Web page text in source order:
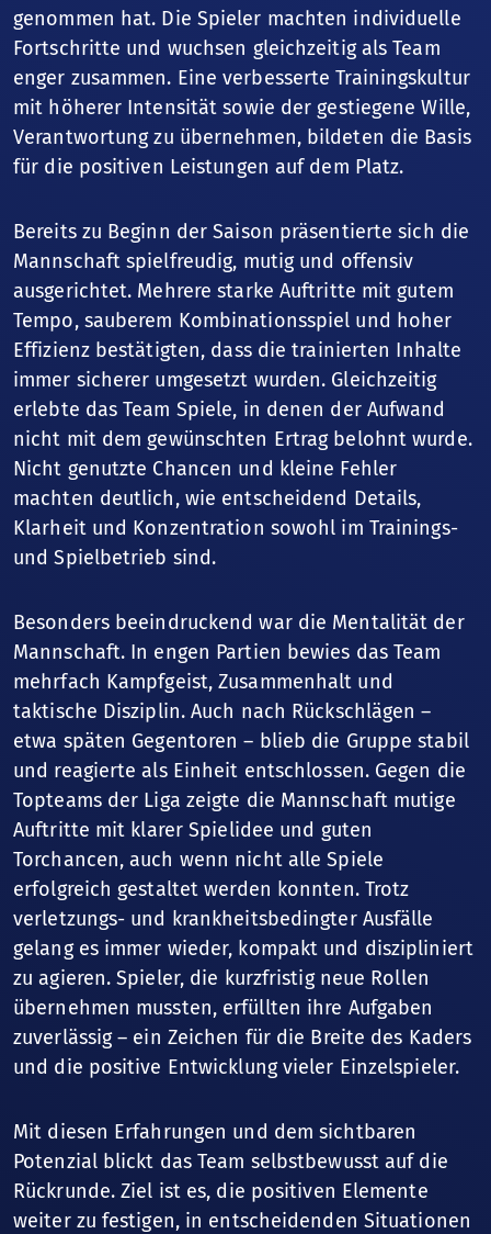
genommen hat. Die Spieler machten individuelle
Fortschritte und wuchsen gleichzeitig als Team
enger zusammen. Eine verbesserte Trainingskultur
mit höherer Intensität sowie der gestiegene Wille,
Verantwortung zu übernehmen, bildeten die Basis
für die positiven Leistungen auf dem Platz.
Bereits zu Beginn der Saison präsentierte sich die
Mannschaft spielfreudig, mutig und offensiv
ausgerichtet. Mehrere starke Auftritte mit gutem
Tempo, sauberem Kombinationsspiel und hoher
Effizienz bestätigten, dass die trainierten Inhalte
immer sicherer umgesetzt wurden. Gleichzeitig
erlebte das Team Spiele, in denen der Aufwand
nicht mit dem gewünschten Ertrag belohnt wurde.
Nicht genutzte Chancen und kleine Fehler
machten deutlich, wie entscheidend Details,
Klarheit und Konzentration sowohl im Trainings-
und Spielbetrieb sind.
Besonders beeindruckend war die Mentalität der
Mannschaft. In engen Partien bewies das Team
mehrfach Kampfgeist, Zusammenhalt und
taktische Disziplin. Auch nach Rückschlägen –
etwa späten Gegentoren – blieb die Gruppe stabil
und reagierte als Einheit entschlossen. Gegen die
Topteams der Liga zeigte die Mannschaft mutige
Auftritte mit klarer Spielidee und guten
Torchancen, auch wenn nicht alle Spiele
erfolgreich gestaltet werden konnten. Trotz
verletzungs- und krankheitsbedingter Ausfälle
gelang es immer wieder, kompakt und diszipliniert
zu agieren. Spieler, die kurzfristig neue Rollen
übernehmen mussten, erfüllten ihre Aufgaben
zuverlässig – ein Zeichen für die Breite des Kaders
und die positive Entwicklung vieler Einzelspieler.
Mit diesen Erfahrungen und dem sichtbaren
Potenzial blickt das Team selbstbewusst auf die
Rückrunde. Ziel ist es, die positiven Elemente
weiter zu festigen, in entscheidenden Situationen